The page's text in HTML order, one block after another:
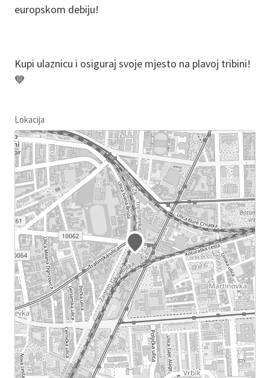
europskom debiju!
Kupi ulaznicu i osiguraj svoje mjesto na plavoj tribini!
💙
Lokacija